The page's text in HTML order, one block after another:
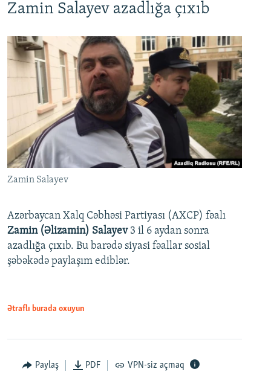
Zamin Salayev azadlığa çıxıb
Zamin Salayev
Azərbaycan Xalq Cəbhəsi Partiyası (AXCP) fəalı
Zamin (Əlizamin) Salayev 3 il 6 aydan sonra
azadlığa çıxıb. Bu barədə siyasi fəallar sosial
şəbəkədə paylaşım ediblər.
Ətraflı burada oxuyun
Paylaş PDF VPN-siz açmaq